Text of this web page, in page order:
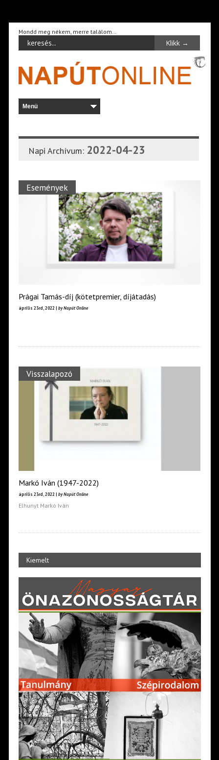
Mondd meg nékem, merre találom…
Napi Archívum: 2022-04-23
Események
Prágai Tamás-díj (kötetpremier, díjátadás)
április 23rd, 2022 | by Napút Online
Visszalapozó
Markó Iván (1947-2022)
április 23rd, 2022 | by Napút Online
Elhunyt Markó Iván
Kiemelt